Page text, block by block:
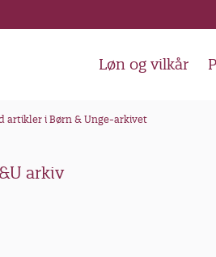
Løn og vilkår
artikler i Børn & Unge-arkivet
arkiv